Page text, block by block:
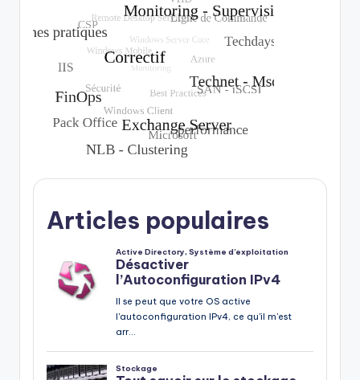
Articles populaires